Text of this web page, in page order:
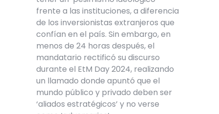
frente a las instituciones, a diferencia
de los inversionistas extranjeros que
confían en el país. Sin embargo, en
menos de 24 horas después, el
mandatario rectificó su discurso
durante el EtM Day 2024, realizando
un llamado donde apuntó que el
mundo público y privado deben ser
‘aliados estratégicos’ y no verse